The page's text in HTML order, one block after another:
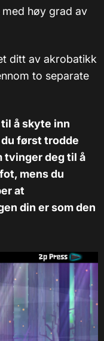
høy grad av
ditt av akrobatikk
to separate
å skyte inn
først trodde
tvinger deg til å
mens du
at
din er som den